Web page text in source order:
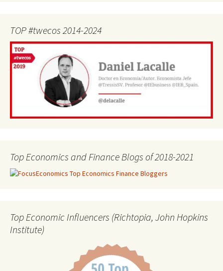
TOP #twecos 2014-2024
Top Economics and Finance Blogs of 2018-2021
Top Economic Influencers (Richtopia, John Hopkins
Institute)